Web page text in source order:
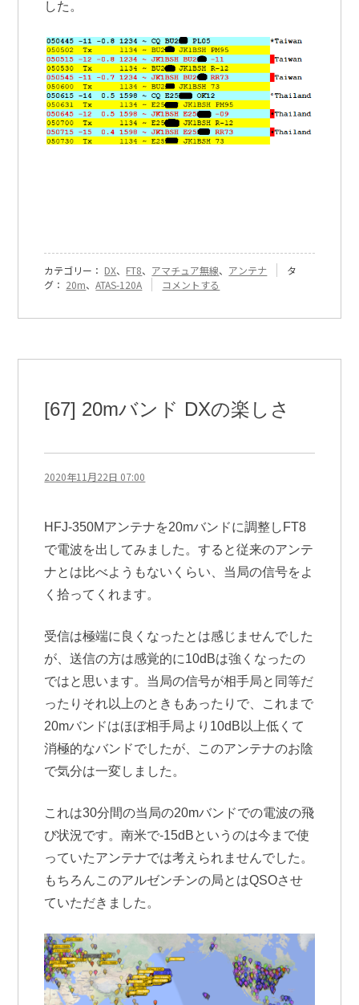
した。
カテゴリー： DX、 FT8、 アマチュア無線、 アンテナ
タ
グ： 20m、ATAS-120A
『[312]
に
コメントする
[67] 20mバンド DXの楽しさ
2020年11月22日 07:00
HFJ-350Mアンテナを20mバンドに調整しFT8
で電波を出してみました。すると従来のアンテ
ナとは比べようもないくらい、当局の信号をよ
く拾ってくれます。
受信は極端に良くなったとは感じませんでした
が、送信の方は感覚的に10dBは強くなったの
ではと思います。当局の信号が相手局と同等だ
ったりそれ以上のときもあったりで、これまで
20mバンドはほぼ相手局より10dB以上低くて
消極的なバンドでしたが、このアンテナのお陰
で気分は一変しました。
これは30分間の当局の20mバンドでの電波の飛
び状況です。南米で-15dBというのは今まで使
っていたアンテナでは考えられませんでした。
もちろんこのアルゼンチンの局とはQSOさせ
ていただきました。